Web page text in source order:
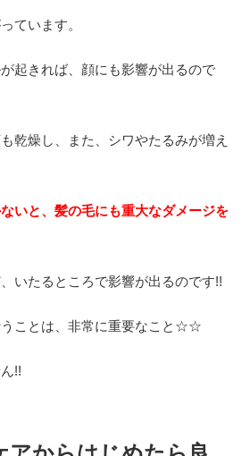
ています。
起きれば、顔にも影響が出るので
乾燥し、また、シワやたるみが増え
いと、髪の毛にも重大なダメージを
いたるところで影響が出るのです!!
ことは、非常に重要なこと☆☆
!!